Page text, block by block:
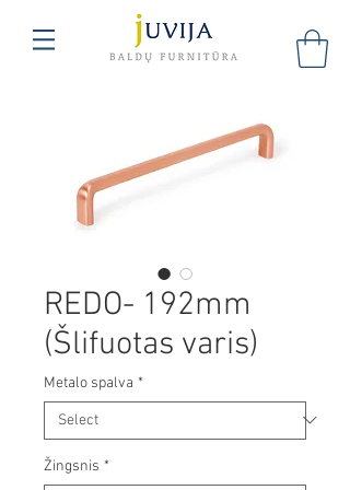
REDO- 192mm
(Šlifuotas varis)
Metalo spalva *
Žingsnis *